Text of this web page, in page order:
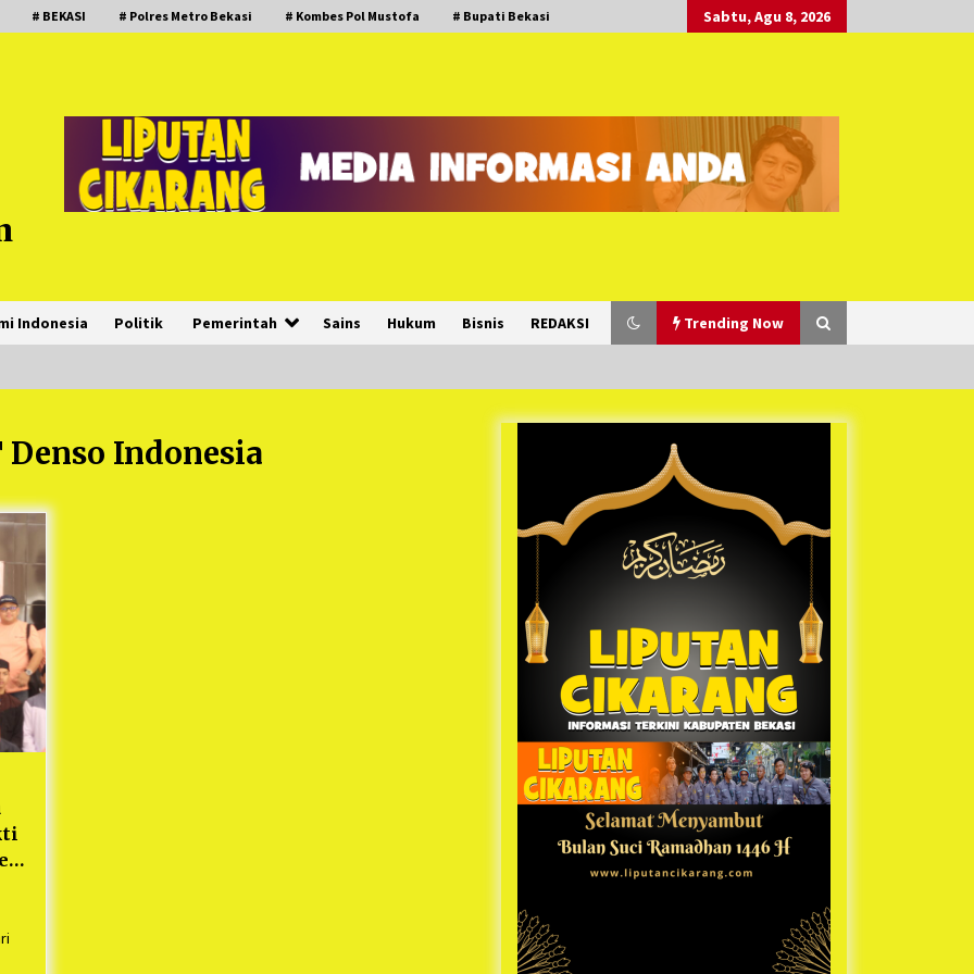
# BEKASI # Polres Metro Bekasi # Kombes Pol Mustofa # Bupati Bekasi Sabtu, Agu 8, 2026
Indonesia Politik Pemerintah Sains Hukum Bisnis REDAKSI Trending Now
PNM Hadir dalam Setiap Langkah
Dikha, Penari Aura Farming yang
Duh Kacau Banget, Karena Kecewa
Tak Dapat Fasilitas yang Sesuai,
Para Peserta Retret Aparatur Desa
Kabupaten Bekasi Pulang duluan
Sebelum Waktunya
1 tahun ago
Ketua Umum Jurpala KOSMI
Indonesia Gilang Bayu Nugraha,
S.H, Ucapkan Terimakasih Atas
Jurpala Kosmi
Jelang Ramadhan, Kecamatan
Cikarang Pusat Gelar STQ ke-VII
1 tahun ago
Indonesia